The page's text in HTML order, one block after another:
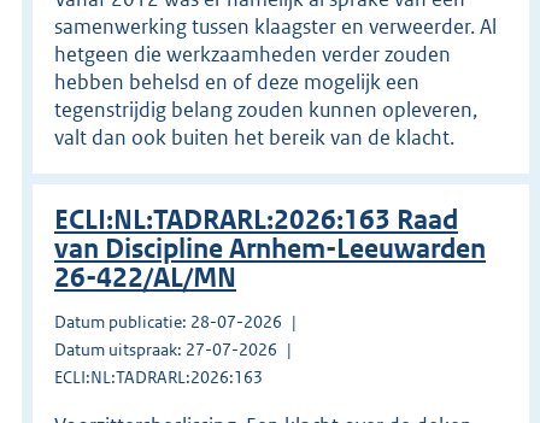
samenwerking tussen klaagster en verweerder. Al
hetgeen die werkzaamheden verder zouden
hebben behelsd en of deze mogelijk een
tegenstrijdig belang zouden kunnen opleveren,
valt dan ook buiten het bereik van de klacht.
ECLI:NL:TADRARL:2026:163 Raad
van Discipline Arnhem-Leeuwarden
26-422/AL/MN
Datum publicatie: 28-07-2026
Datum uitspraak: 27-07-2026
ECLI:NL:TADRARL:2026:163